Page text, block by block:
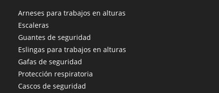
abre
en
una
nueva
pestaña
abre
una
nueva
pestaña
abre
una
nueva
pestaña
abre
nueva
Arneses para trabajos en alturas
Escaleras
Guantes de seguridad
Eslingas para trabajos en alturas
Gafas de seguridad
Protección respiratoria
Cascos de seguridad